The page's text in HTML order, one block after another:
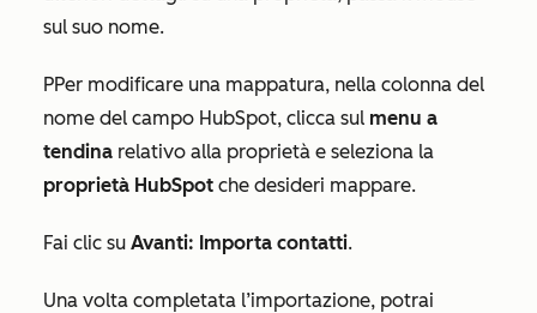
sul suo nome.
PPer modificare una mappatura, nella colonna del
nome del campo HubSpot, clicca sul menu a
tendina relativo alla proprietà e seleziona la
proprietà HubSpot che desideri mappare.
Fai clic su Avanti: Importa contatti.
Una volta completata l’importazione, potrai